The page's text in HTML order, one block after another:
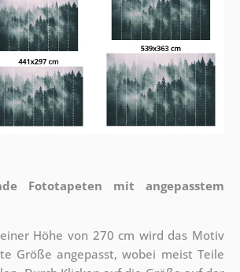
Fototapeten mit angepasstem
Höhe von 270 cm wird das Motiv
Größe angepasst, wobei meist Teile